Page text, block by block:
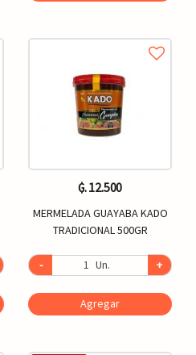
₲. 12.500
MERMELADA GUAYABA KADO
TRADICIONAL 500GR
- Un. +
Agregar